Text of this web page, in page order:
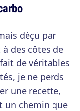
déçu par
des côtes de
de véritables
je ne perds
une recette,
un chemin que